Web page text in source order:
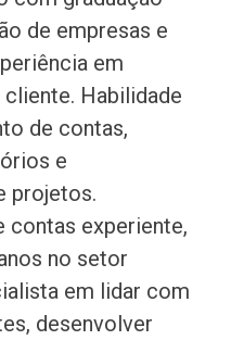
de empresas e
em
Habilidade
de contas,
e
projetos.
contas experiente,
no setor
em lidar com
desenvolver